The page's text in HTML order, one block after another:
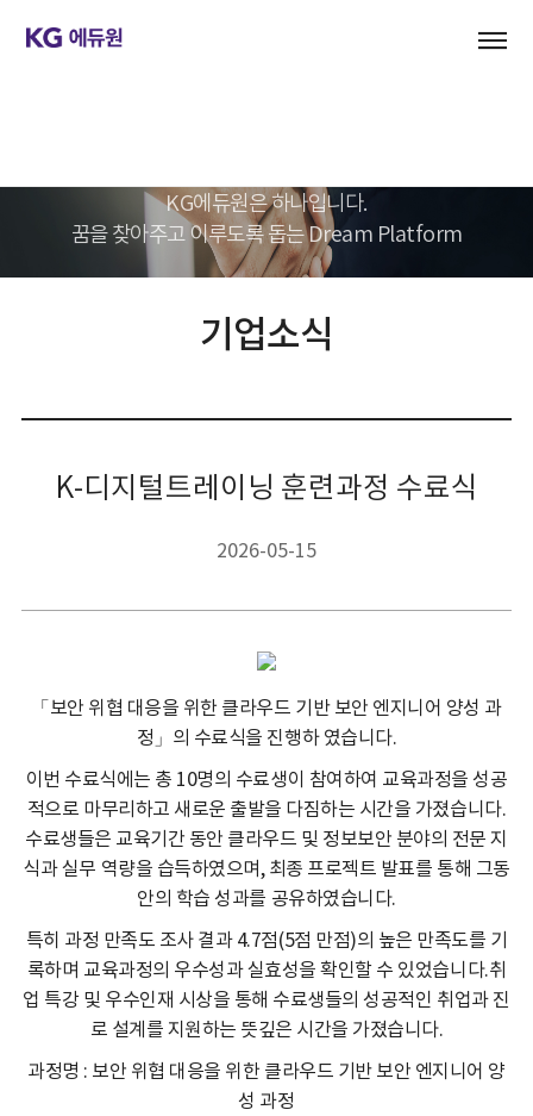
KG에듀원은 하나입니다.
꿈을 찾아주고 이루도록 돕는 Dream Platform
기업소식
K-디지털트레이닝 훈련과정 수료식
2026-05-15
「보안 위협 대응을 위한 클라우드 기반 보안 엔지니어 양성 과
정」의 수료식을 진행하 였습니다.
이번 수료식에는 총 10명의 수료생이 참여하여 교육과정을 성공
적으로 마무리하고 새로운 출발을 다짐하는 시간을 가졌습니다.
수료생들은 교육기간 동안 클라우드 및 정보보안 분야의 전문 지
식과 실무 역량을 습득하였으며, 최종 프로젝트 발표를 통해 그동
안의 학습 성과를 공유하였습니다.
특히 과정 만족도 조사 결과 4.7점(5점 만점)의 높은 만족도를 기
록하며 교육과정의 우수성과 실효성을 확인할 수 있었습니다.취
업 특강 및 우수인재 시상을 통해 수료생들의 성공적인 취업과 진
로 설계를 지원하는 뜻깊은 시간을 가졌습니다.
과정명 : 보안 위협 대응을 위한 클라우드 기반 보안 엔지니어 양
성 과정